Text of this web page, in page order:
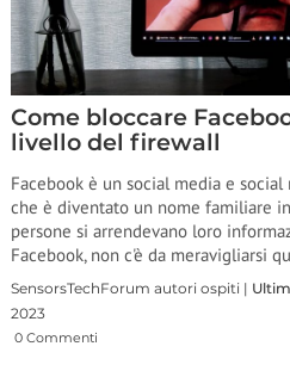
Come bloccare
livello del firewall
Facebook è un social media e
che è diventato un nome familiare
persone si arrendevano loro
Facebook, non c'è da meravigliarsi
SensorsTechForum autori ospiti |
2023
0 Commenti